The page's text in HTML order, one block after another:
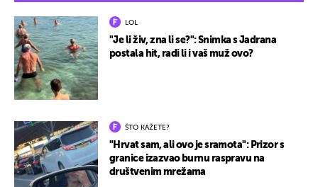
LOL
"Je li živ, zna li se?": Snimka s Jadrana
postala hit, radi li i vaš muž ovo?
ŠTO KAŽETE?
"Hrvat sam, ali ovo je sramota": Prizor s
granice izazvao burnu raspravu na
društvenim mrežama